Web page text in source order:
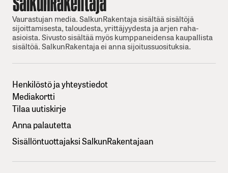
Vaurastujan media. SalkunRakentaja sisältää sisältöjä
sijoittamisesta, taloudesta, yrittäjyydesta ja arjen raha-
asioista. Sivusto sisältää myös kumppaneidensa kaupallista
sisältöä. SalkunRakentaja ei anna sijoitussuosituksia.
Henkilöstö ja yhteystiedot
Mediakortti
Tilaa uutiskirje
Anna palautetta
Sisällöntuottajaksi SalkunRakentajaan